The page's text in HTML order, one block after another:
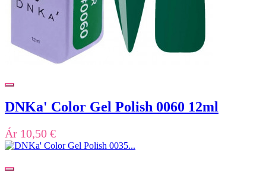
DNKa' Color Gel Polish 0060 12ml
Ár 10,50 €